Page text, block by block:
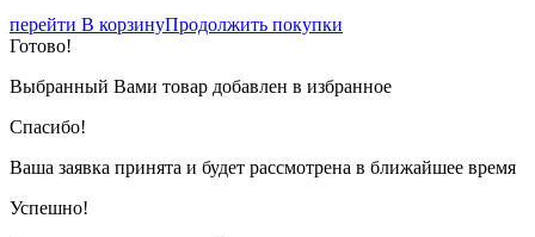
перейти В корзинуПродолжить покупки
Готово!
Выбранный Вами товар добавлен в избранное
Спасибо!
Ваша заявка принята и будет рассмотрена в ближайшее время
Успешно!